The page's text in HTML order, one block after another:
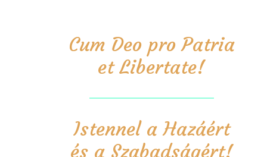
Cum Deo pro Patria
et Libertate!
Istennel a Hazáért
és a Szabadságért!